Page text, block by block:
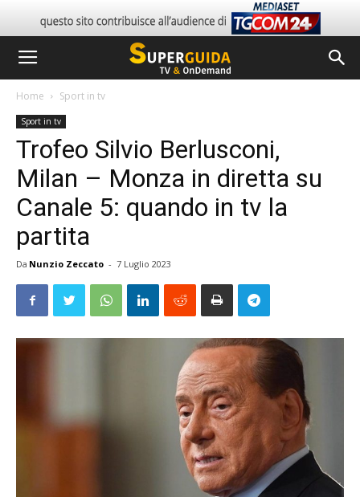
Home Sport in tv
Sport in tv
Trofeo Silvio Berlusconi,
Milan – Monza in diretta su
Canale 5: quando in tv la
partita
Da Nunzio Zeccato - 7 Luglio 2023